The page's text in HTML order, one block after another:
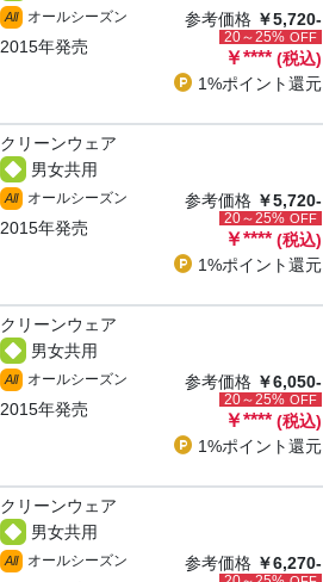
All オールシーズン
2015年発売
参考価格 ￥5,720-
20～25% OFF
￥**** (税込)
1%ポイント還元
クリーンウェア
男女共用
All オールシーズン
2015年発売
参考価格 ￥5,720-
20～25% OFF
￥**** (税込)
1%ポイント還元
クリーンウェア
男女共用
All オールシーズン
2015年発売
参考価格 ￥6,050-
20～25% OFF
￥**** (税込)
1%ポイント還元
クリーンウェア
男女共用
All オールシーズン 参考価格 ￥6,270-